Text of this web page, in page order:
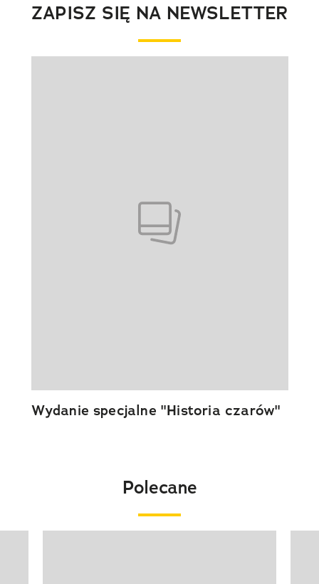
ZAPISZ SIĘ NA NEWSLETTER
Wydanie specjalne "Historia czarów"
Polecane